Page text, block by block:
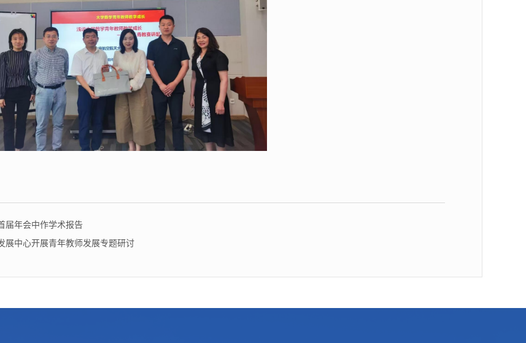
届年会中作学术报告
展中心开展青年教师发展专题研讨